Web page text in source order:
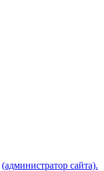
(администратор сайта).